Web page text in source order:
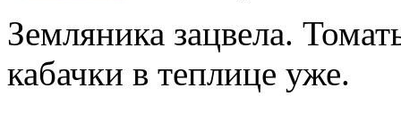
Земляника зацвела.
кабачки в теплице уже.